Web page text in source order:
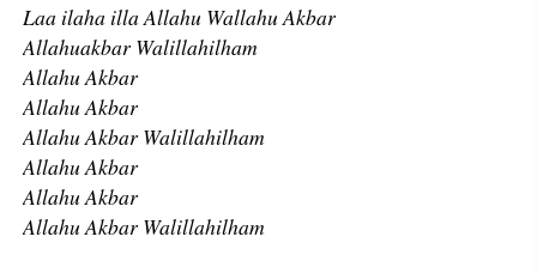
Laa ilaha illa Allahu Wallahu Akbar
Allahuakbar Walillahilham
Allahu Akbar
Allahu Akbar
Allahu Akbar Walillahilham
Allahu Akbar
Allahu Akbar
Allahu Akbar Walillahilham